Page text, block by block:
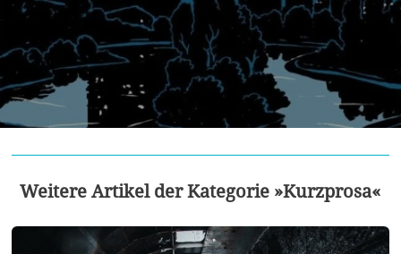
Weitere Artikel der Kategorie »Kurzprosa«